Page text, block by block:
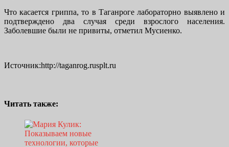
Что касается гриппа, то в Таганроге лабораторно выявлено и
подтверждено два случая среди взрослого населения.
Заболевшие были не привиты, отметил Мусиенко.
Источник:http://taganrog.rusplt.ru
Читать также: